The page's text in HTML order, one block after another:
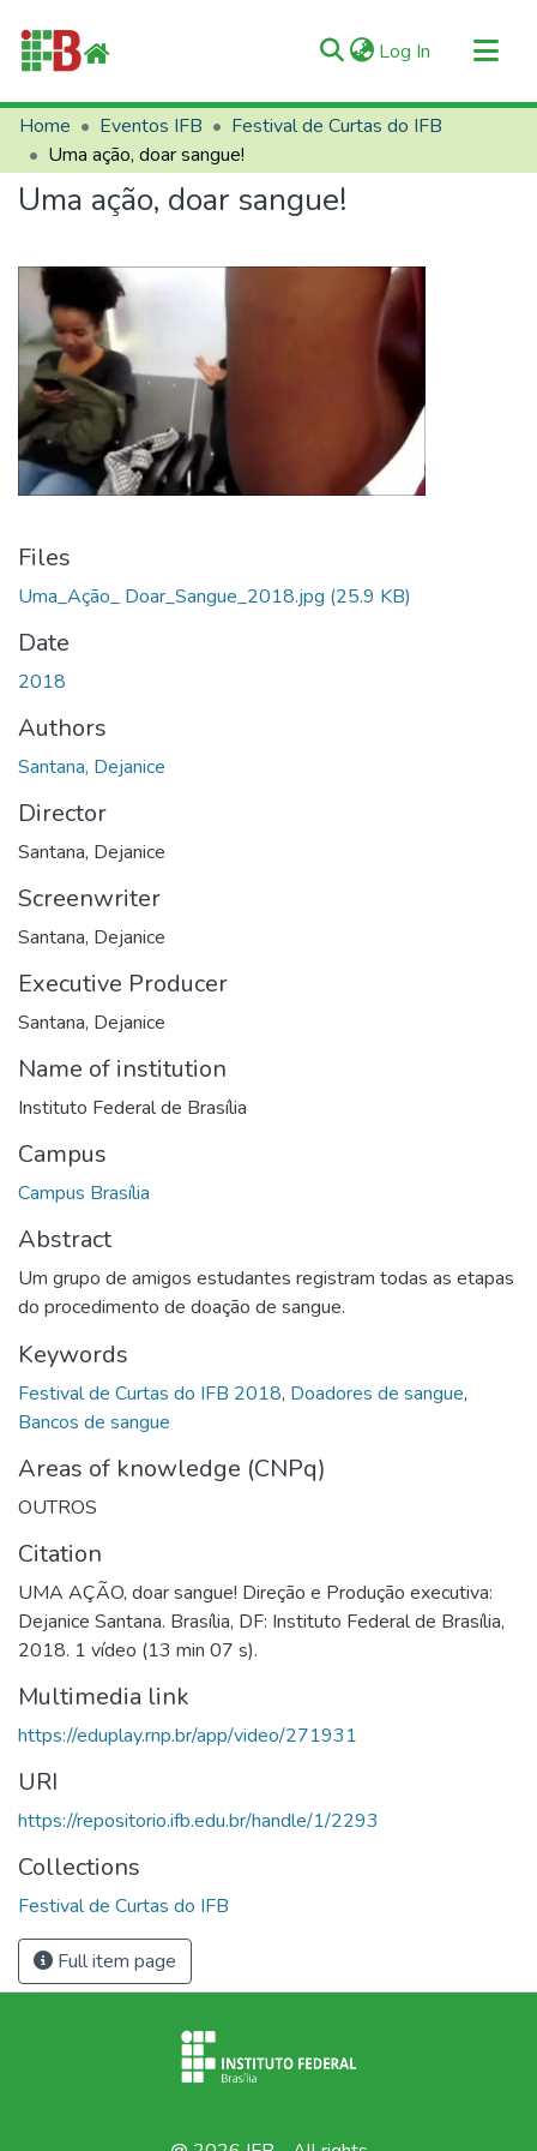
Log In (current)
Communities & Collections
All of RIIFB
Manuals and Terms
About RIIFB
Help
Contacts
Home Eventos IFB
Festival de Curtas do IFB
Uma ação, doar sangue!
Uma ação, doar sangue!
Files
Uma_Ação_ Doar_Sangue_2018.jpg (25.9 KB)
Date
2018
Authors
Santana, Dejanice
Director
Santana, Dejanice
Screenwriter
Santana, Dejanice
Executive Producer
Santana, Dejanice
Name of institution
Instituto Federal de Brasília
Campus
Campus Brasília
Abstract
Um grupo de amigos estudantes registram todas as etapas
do procedimento de doação de sangue.
Keywords
Festival de Curtas do IFB 2018, Doadores de sangue,
Bancos de sangue
Areas of knowledge (CNPq)
OUTROS
Citation
UMA AÇÃO, doar sangue! Direção e Produção executiva:
Dejanice Santana. Brasília, DF: Instituto Federal de Brasília,
2018. 1 vídeo (13 min 07 s).
Multimedia link
https://eduplay.rnp.br/app/video/271931
URI
https://repositorio.ifb.edu.br/handle/1/2293
Collections
Festival de Curtas do IFB
Full item page